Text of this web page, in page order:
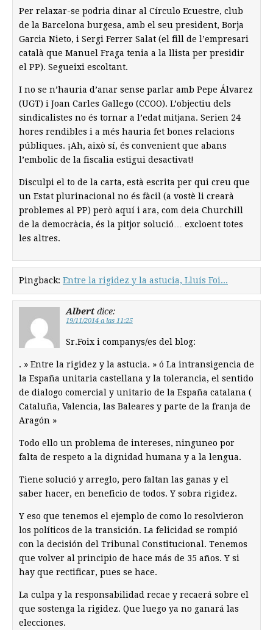
Per relaxar-se podria dinar al Círculo Ecuestre, club
de la Barcelona burgesa, amb el seu president, Borja
Garcia Nieto, i Sergi Ferrer Salat (el fill de l’empresari
català que Manuel Fraga tenia a la llista per presidir
el PP). Segueixi escoltant.
I no se n’hauria d’anar sense parlar amb Pepe Álvarez
(UGT) i Joan Carles Gallego (CCOO). L’objectiu dels
sindicalistes no és tornar a l’edat mitjana. Serien 24
hores rendibles i a més hauria fet bones relacions
públiques. ¡Ah, això sí, és convenient que abans
l’embolic de la fiscalia estigui desactivat!
Disculpi el to de la carta, està escrita per qui creu que
un Estat plurinacional no és fàcil (a vostè li crearà
problemes al PP) però aquí i ara, com deia Churchill
de la democràcia, és la pitjor solució… excloent totes
les altres.
Pingback: Entre la rigidez y la astucia, Lluís Foi...
Albert dice:
19/11/2014 a las 11:25
Sr.Foix i companys/es del blog:
. » Entre la rigidez y la astucia. » ó La intransigencia de
la España unitaria castellana y la tolerancia, el sentido
de dialogo comercial y unitario de la España catalana (
Cataluña, Valencia, las Baleares y parte de la franja de
Aragón »
Todo ello un problema de intereses, ninguneo por
falta de respeto a la dignidad humana y a la lengua.
Tiene solució y arreglo, pero faltan las ganas y el
saber hacer, en beneficio de todos. Y sobra rigidez.
Y eso que tenemos el ejemplo de como lo resolvieron
los políticos de la transición. La felicidad se rompió
con la decisión del Tribunal Constitucional. Tenemos
que volver al principio de hace más de 35 años. Y si
hay que rectificar, pues se hace.
La culpa y la responsabilidad recae y recaerá sobre el
que sostenga la rigidez. Que luego ya no ganará las
elecciones.